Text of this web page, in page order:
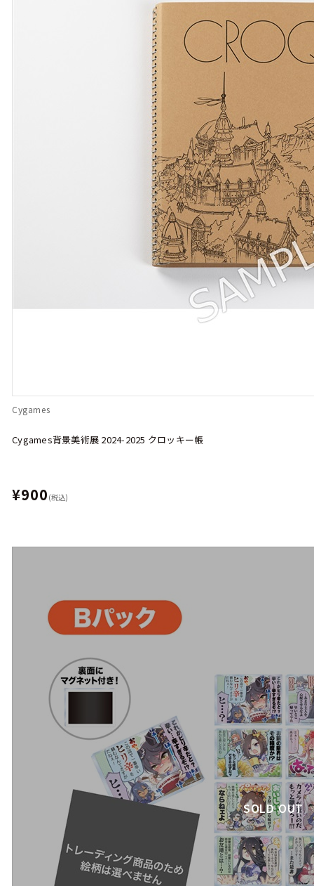
Cygames
Cygames背景美術展 2024-2025 クロッキー帳
¥900 (税込)
SOLD OUT